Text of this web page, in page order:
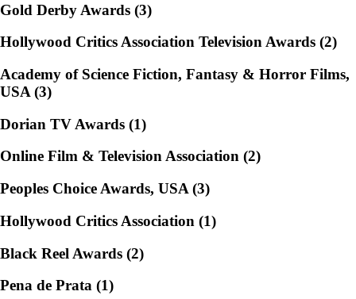
Gold Derby Awards (3)
Hollywood Critics Association Television Awards (2)
Academy of Science Fiction, Fantasy & Horror Films,
USA (3)
Dorian TV Awards (1)
Online Film & Television Association (2)
Peoples Choice Awards, USA (3)
Hollywood Critics Association (1)
Black Reel Awards (2)
Pena de Prata (1)